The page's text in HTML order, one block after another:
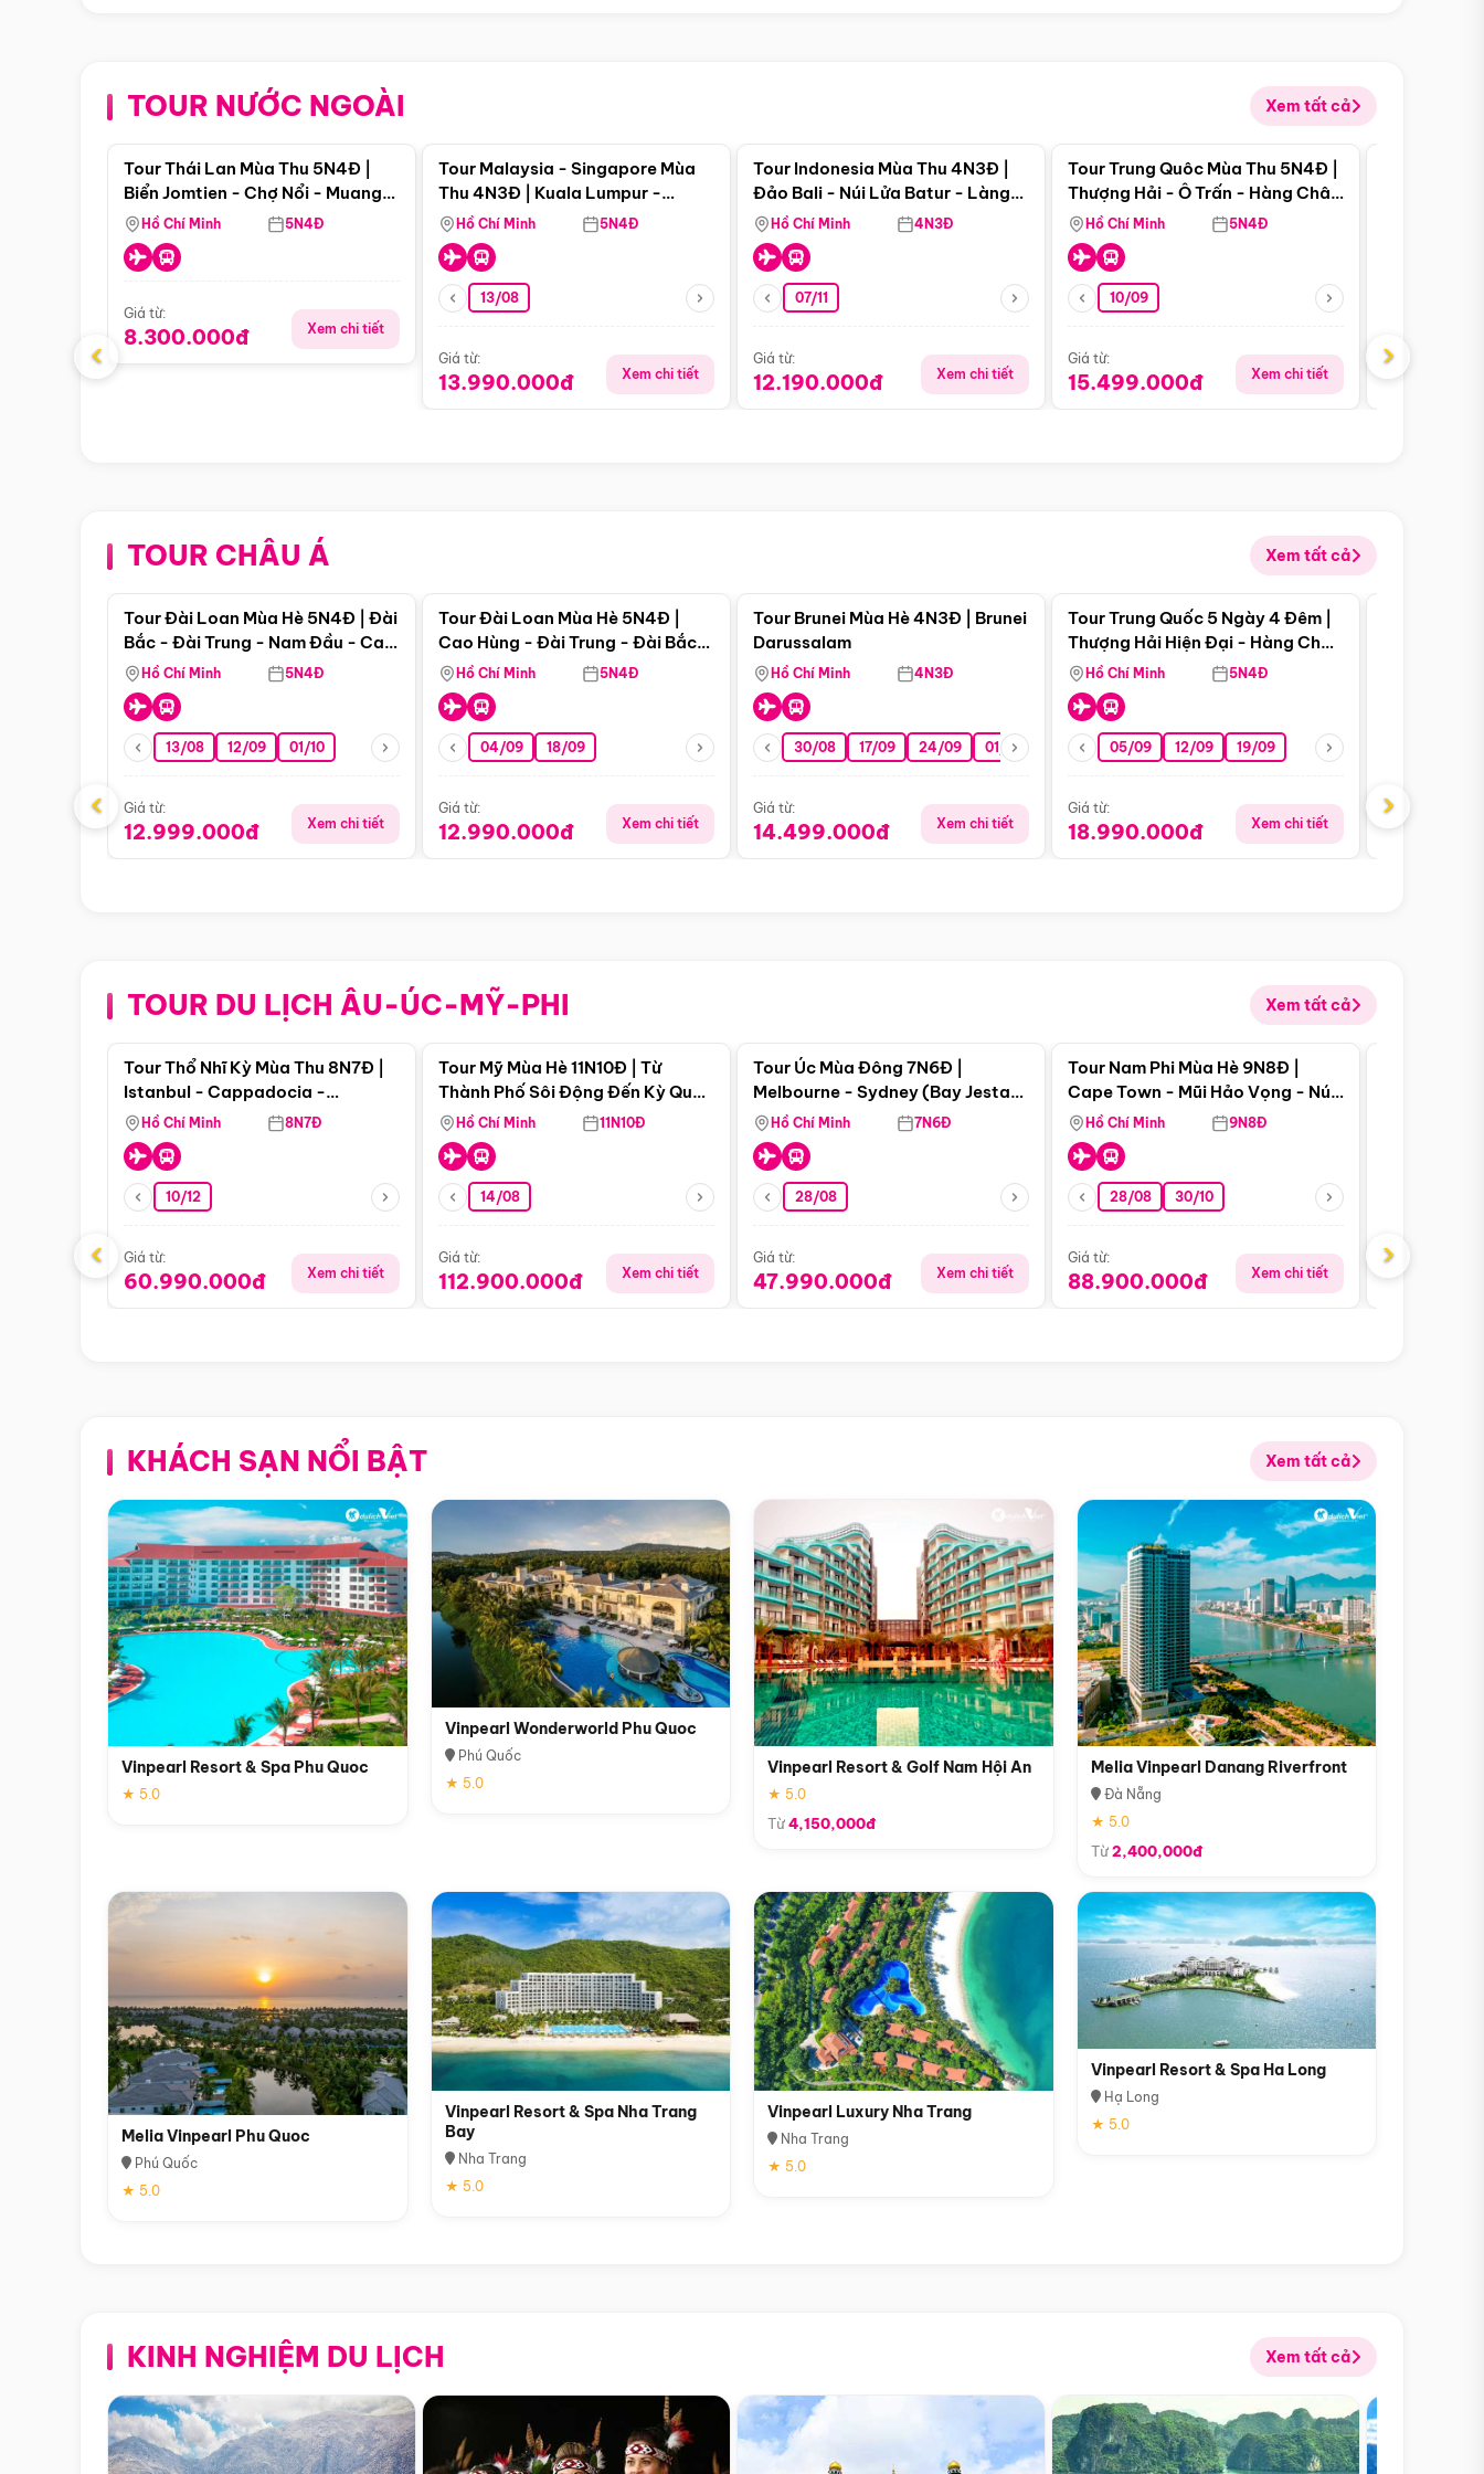
TOUR NƯỚC NGOÀI Xem tất cả
Điểm nổi bật
Tour Thái Lan Mùa Thu 5N4Đ |
Biển Jomtien - Chợ Nổi - Muang
Boran - Suanthai (Bay Vietnam
Airlines)
Hồ Chí Minh 5N4Đ
Giá từ:
8.300.000đ Xem chi tiết
Tour Malaysia - Singapore Mùa
Thu 4N3Đ | Kuala Lumpur -
Malacca - Johor Baru -
Singapore
Hồ Chí Minh 5N4Đ
13/08
Giá từ:
13.990.000đ Xem chi tiết
Tour Indonesia Mùa Thu 4N3Đ |
Đảo Bali - Núi Lửa Batur - Làng
Penglipuran
Hồ Chí Minh 4N3Đ
07/11
Giá từ:
12.190.000đ Xem chi tiết
Điểm nổi bật
Tour Trung Quôc Mùa Thu 5N4Đ |
Thượng Hải - Ô Trấn - Hàng Châu
(Tour Không Shopping)
Hồ Chí Minh 5N4Đ
10/09
Giá từ:
15.499.000đ Xem chi tiết
Giá từ:
‹ ›
TOUR CHÂU Á Xem tất cả
Điểm nổi bật
Tour Đài Loan Mùa Hè 5N4Đ | Đài
Bắc - Đài Trung - Nam Đầu - Cao
Hùng ( Bay Vn)
Hồ Chí Minh 5N4Đ
13/08 12/09 01/10
Giá từ:
12.999.000đ Xem chi tiết
Tour Đài Loan Mùa Hè 5N4Đ |
Cao Hùng - Đài Trung - Đài Bắc
(Bay Vj)
Hồ Chí Minh 5N4Đ
04/09 18/09
Giá từ:
12.990.000đ Xem chi tiết
Tour Brunei Mùa Hè 4N3Đ | Brunei
Darussalam
Hồ Chí Minh 4N3Đ
30/08 17/09 24/09 01/10 15/10 29/10
Giá từ:
14.499.000đ Xem chi tiết
Điểm nổi bật
Tour Trung Quốc 5 Ngày 4 Đêm |
Thượng Hải Hiện Đại - Hàng Châu
Nên Thơ - Ô Trấn Cổ Kính
Hồ Chí Minh 5N4Đ
05/09 12/09 19/09
Giá từ:
18.990.000đ Xem chi tiết
Giá từ:
‹ ›
TOUR DU LỊCH ÂU-ÚC-MỸ-PHI Xem tất cả
Điểm nổi bật
Tour Thổ Nhĩ Kỳ Mùa Thu 8N7Đ |
Istanbul - Cappadocia -
Pamukkale
Hồ Chí Minh 8N7Đ
10/12
Giá từ:
60.990.000đ Xem chi tiết
Tour Mỹ Mùa Hè 11N10Đ | Từ
Thành Phố Sôi Động Đến Kỳ Quan
Thiên Nhiên Mỹ
Hồ Chí Minh 11N10Đ
14/08
Giá từ:
112.900.000đ Xem chi tiết
Tour Úc Mùa Đông 7N6Đ |
Melbourne - Sydney (Bay Jestar
Airways)
Hồ Chí Minh 7N6Đ
28/08
Giá từ:
47.990.000đ Xem chi tiết
Điểm nổi bật
Tour Nam Phi Mùa Hè 9N8Đ |
Cape Town - Mũi Hảo Vọng - Núi
Bàn - Johannesburg - Pretoria -
Safari - Lodge
Hồ Chí Minh 9N8Đ
28/08 30/10
Giá từ:
88.900.000đ Xem chi tiết
Giá từ:
‹ ›
KHÁCH SẠN NỔI BẬT Xem tất cả
Vinpearl Resort & Spa Phu Quoc
★ 5.0
Vinpearl Wonderworld Phu Quoc
Phú Quốc
★ 5.0
Vinpearl Resort & Golf Nam Hội An
★ 5.0
Từ4,150,000đ
Melia Vinpearl Danang Riverfront
Đà Nẵng
★ 5.0
Từ2,400,000đ
Melia Vinpearl Phu Quoc
Phú Quốc
★ 5.0
Vinpearl Resort & Spa Nha Trang
Bay
Nha Trang
★ 5.0
Vinpearl Luxury Nha Trang
Nha Trang
★ 5.0
Vinpearl Resort & Spa Ha Long
Hạ Long
★ 5.0
KINH NGHIỆM DU LỊCH Xem tất cả